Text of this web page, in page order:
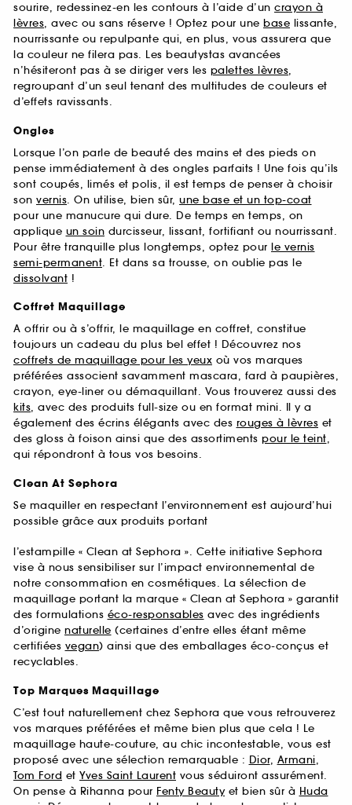
sourire, redessinez-en les contours à l’aide d’un crayon à
lèvres, avec ou sans réserve ! Optez pour une base lissante,
nourrissante ou repulpante qui, en plus, vous assurera que
la couleur ne filera pas. Les beautystas avancées
n’hésiteront pas à se diriger vers les palettes lèvres,
regroupant d’un seul tenant des multitudes de couleurs et
d’effets ravissants.
Ongles
Lorsque l’on parle de beauté des mains et des pieds on
pense immédiatement à des ongles parfaits ! Une fois qu’ils
sont coupés, limés et polis, il est temps de penser à choisir
son vernis. On utilise, bien sûr, une base et un top-coat
pour une manucure qui dure. De temps en temps, on
applique un soin durcisseur, lissant, fortifiant ou nourrissant.
Pour être tranquille plus longtemps, optez pour le vernis
semi-permanent. Et dans sa trousse, on oublie pas le
dissolvant !
Coffret Maquillage
A offrir ou à s’offrir, le maquillage en coffret, constitue
toujours un cadeau du plus bel effet ! Découvrez nos
coffrets de maquillage pour les yeux où vos marques
préférées associent savamment mascara, fard à paupières,
crayon, eye-liner ou démaquillant. Vous trouverez aussi des
kits, avec des produits full-size ou en format mini. Il y a
également des écrins élégants avec des rouges à lèvres et
des gloss à foison ainsi que des assortiments pour le teint,
qui répondront à tous vos besoins.
Clean At Sephora
Se maquiller en respectant l’environnement est aujourd’hui
possible grâce aux produits portant
l’estampille « Clean at Sephora ». Cette initiative Sephora
vise à nous sensibiliser sur l’impact environnemental de
notre consommation en cosmétiques. La sélection de
maquillage portant la marque « Clean at Sephora » garantit
des formulations éco-responsables avec des ingrédients
d’origine naturelle (certaines d’entre elles étant même
certifiées vegan) ainsi que des emballages éco-conçus et
recyclables.
Top Marques Maquillage
C’est tout naturellement chez Sephora que vous retrouverez
vos marques préférées et même bien plus que cela ! Le
maquillage haute-couture, au chic incontestable, vous est
proposé avec une sélection remarquable : Dior, Armani,
Tom Ford et Yves Saint Laurent vous séduiront assurément.
On pense à Rihanna pour Fenty Beautyet bien sûr à Huda